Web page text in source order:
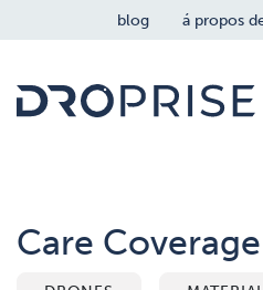
SE RENDRE AU CONTENU
blog á propos
Care Coverage